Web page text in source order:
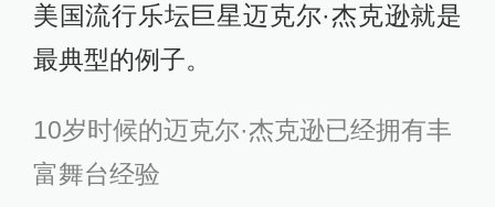
美国流行乐坛巨星迈克尔·杰克逊就是
最典型的例子。
10岁时候的迈克尔·杰克逊已经拥有丰
富舞台经验